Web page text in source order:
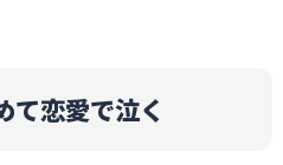
て恋愛で泣く